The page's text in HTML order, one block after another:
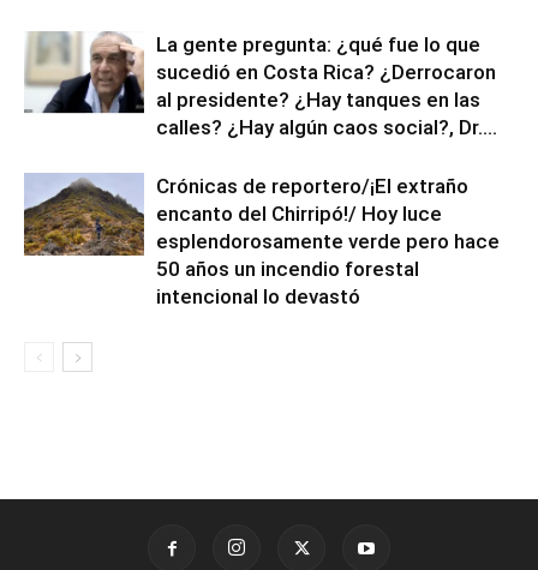
La gente pregunta: ¿qué fue lo que
sucedió en Costa Rica? ¿Derrocaron
al presidente? ¿Hay tanques en las
calles? ¿Hay algún caos social?, Dr....
Crónicas de reportero/¡El extraño
encanto del Chirripó!/ Hoy luce
esplendorosamente verde pero hace
50 años un incendio forestal
intencional lo devastó